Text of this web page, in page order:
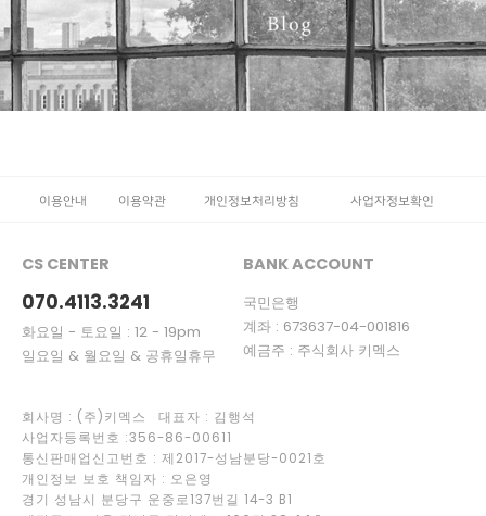
이용안내 이용약관 개인정보처리방침 사업자정보확인
CS CENTER
070.4113.3241
화요일 - 토요일 : 12 - 19pm
일요일 & 월요일 & 공휴일휴무
BANK ACCOUNT
국민은행
계좌 : 673637-04-001816
예금주 : 주식회사 키멕스
회사명 : (주)키멕스 대표자 : 김행석
사업자등록번호 :356-86-00611
통신판매업신고번호 : 제2017-성남분당-0021호
개인정보 보호 책임자 : 오은영
경기 성남시 분당구 운중로137번길 14-3 B1